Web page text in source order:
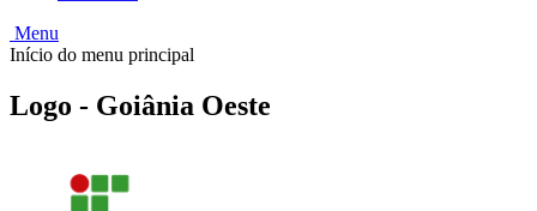
Menu
Início do menu principal
Logo - Goiânia Oeste